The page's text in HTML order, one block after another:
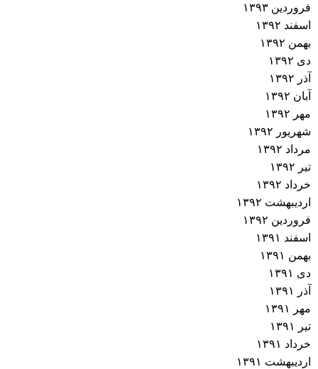
فروردین ۱۳۹۳
اسفند ۱۳۹۲
بهمن ۱۳۹۲
دی ۱۳۹۲
آذر ۱۳۹۲
آبان ۱۳۹۲
مهر ۱۳۹۲
شهریور ۱۳۹۲
مرداد ۱۳۹۲
تیر ۱۳۹۲
خرداد ۱۳۹۲
اردیبهشت ۱۳۹۲
فروردین ۱۳۹۲
اسفند ۱۳۹۱
بهمن ۱۳۹۱
دی ۱۳۹۱
آذر ۱۳۹۱
مهر ۱۳۹۱
تیر ۱۳۹۱
خرداد ۱۳۹۱
اردیبهشت ۱۳۹۱